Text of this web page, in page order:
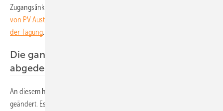
Zugangslink bekommen Sie nach der Anmeldung auf der
von PV Austria
der Tagung.
Die ganze Bandbreite der Themen
abgedeckt
An diesem hat sich trotz der Änderung der Veranstaltungsform nichts
geändert. Es deckt – wie in den vergangenen Jahren – die gesamte